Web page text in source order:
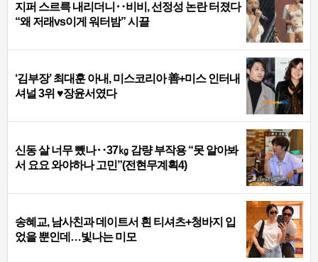
지퍼 스르륵 내리더니‥비비, 선정성 논란 터졌다
“왜 저래vs이게 워터밤” 시끌
‘김부장’ 최대훈 아내, 미스코리아 善+미스 인터내
셔널 3위 ♥장윤서였다
신동 살 너무 뺐나‥37㎏ 감량 부작용 “못 알아봐
서 요요 와야하나 고민”(전현무계획4)
송혜교, 남사친과 데이트서 흰 티셔츠+청바지 입
었을 뿐인데…빛나는 미모